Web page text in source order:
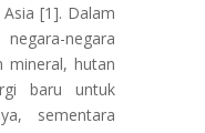
[1]. Dalam
negara
hutan
baru untuk
sementara